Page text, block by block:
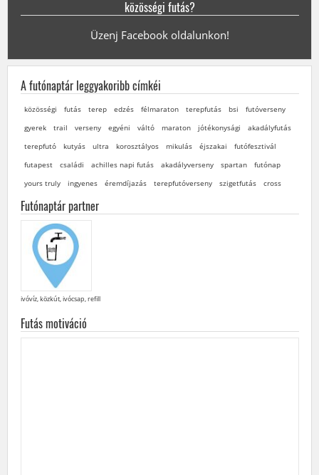
közösségi futás?
Üzenj Facebook oldalunkon!
A futónaptár leggyakoribb címkéi
közösségi futás terep edzés félmaraton terepfutás bsi
futóverseny
gyerek
trail verseny egyéni váltó maraton jótékonysági
akadályfutás
terepfutó
kutyás ultra korosztályos mikulás éjszakai
futófesztivál
futapest
családi achilles napi futás akadályverseny spartan
futónap
yours truly
ingyenes éremdíjazás terepfutóverseny szigetfutás cross
Futónaptár partner
ivóvíz, közkút, ivócsap, refill
Futás motiváció